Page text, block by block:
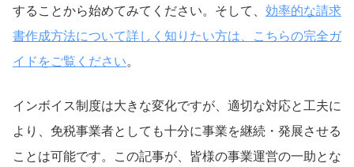
することから始めてみてください。そして、 効率的な請求
書作成方法について詳しく知りたい方は、こちらの完全ガ
イドをご覧ください。
インボイス制度は大きな変化ですが、適切な対応と工夫に
より、免税事業者としても十分に事業を継続・発展させる
ことは可能です。この記事が、皆様の事業運営の一助とな